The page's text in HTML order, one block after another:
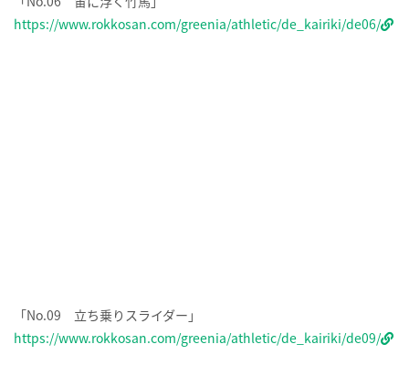
https://www.rokkosan.com/greenia/athletic/de_kairiki/de06/
「No.09 立ち乗りスライダー」
https://www.rokkosan.com/greenia/athletic/de_kairiki/de09/